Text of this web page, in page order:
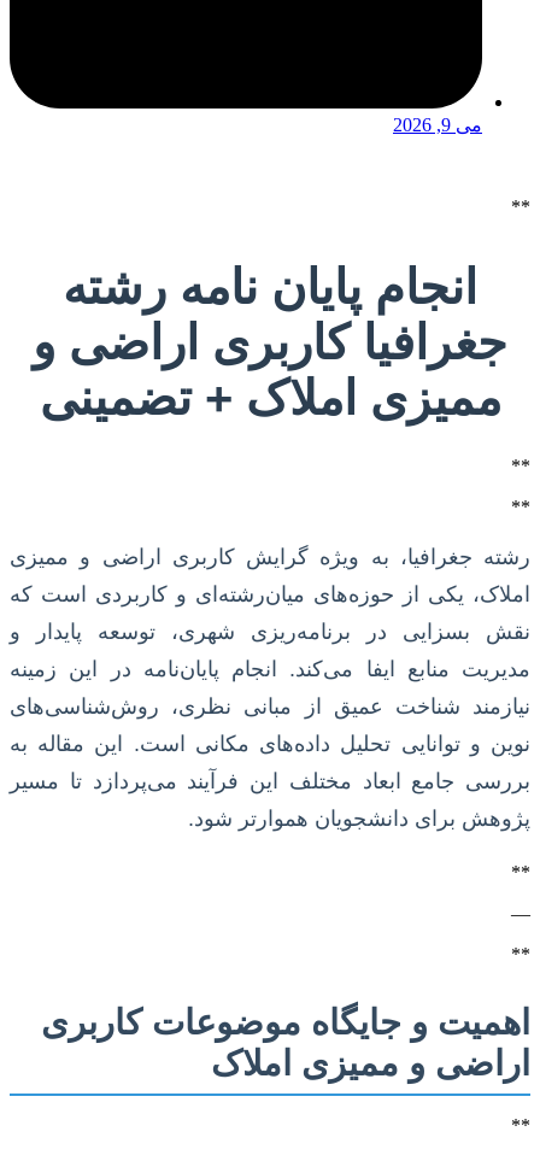
می 9, 2026
**
انجام پایان نامه رشته
جغرافیا کاربری اراضی و
ممیزی املاک + تضمینی
**
**
رشته جغرافیا، به ویژه گرایش کاربری اراضی و ممیزی
املاک، یکی از حوزه‌های میان‌رشته‌ای و کاربردی است که
نقش بسزایی در برنامه‌ریزی شهری، توسعه پایدار و
مدیریت منابع ایفا می‌کند. انجام پایان‌نامه در این زمینه
نیازمند شناخت عمیق از مبانی نظری، روش‌شناسی‌های
نوین و توانایی تحلیل داده‌های مکانی است. این مقاله به
بررسی جامع ابعاد مختلف این فرآیند می‌پردازد تا مسیر
پژوهش برای دانشجویان هموارتر شود.
**
—
**
اهمیت و جایگاه موضوعات کاربری
اراضی و ممیزی املاک
**